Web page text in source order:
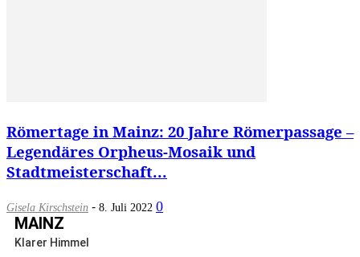
Römertage in Mainz: 20 Jahre Römerpassage –
Legendäres Orpheus-Mosaik und
Stadtmeisterschaft...
Gisela Kirschstein - 8. Juli 2022 0
MAINZ
Klarer Himmel